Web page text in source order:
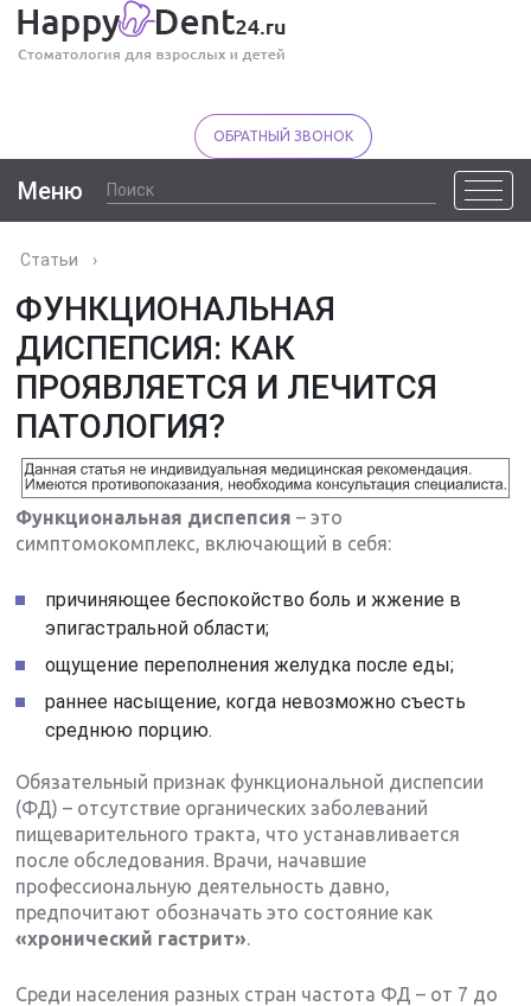
ОБРАТНЫЙ ЗВОНОК
Меню
Статьи ›
ФУНКЦИОНАЛЬНАЯ
ДИСПЕПСИЯ: КАК
ПРОЯВЛЯЕТСЯ И ЛЕЧИТСЯ
ПАТОЛОГИЯ?
Функциональная диспепсия – это
симптомокомплекс, включающий в себя:
причиняющее беспокойство боль и жжение в
эпигастральной области;
ощущение переполнения желудка после еды;
раннее насыщение, когда невозможно съесть
среднюю порцию.
Обязательный признак функциональной диспепсии
(ФД) – отсутствие органических заболеваний
пищеварительного тракта, что устанавливается
после обследования. Врачи, начавшие
профессиональную деятельность давно,
предпочитают обозначать это состояние как
«хронический гастрит».
Среди населения разных стран частота ФД – от 7 до